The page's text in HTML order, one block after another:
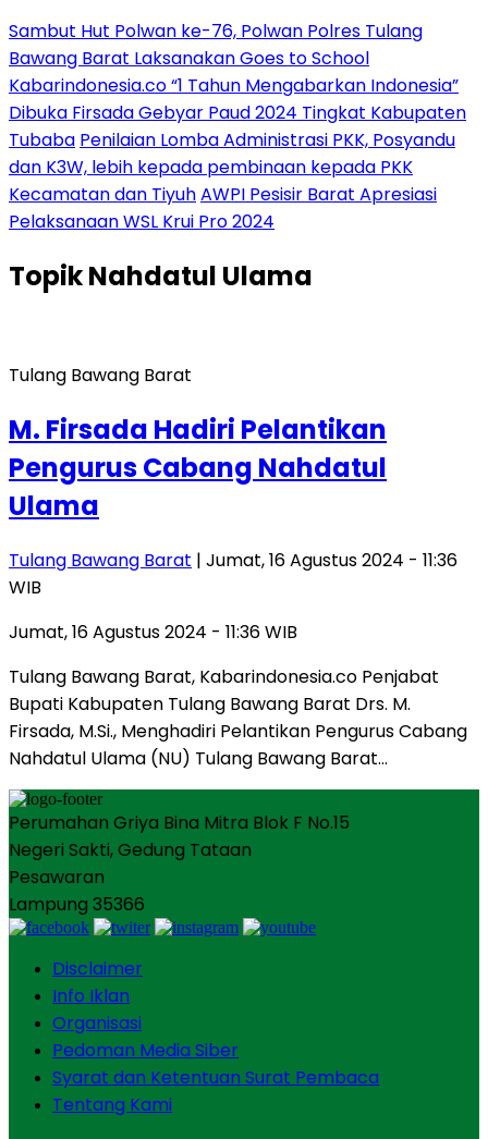
Sambut Hut Polwan ke-76, Polwan Polres Tulang
Bawang Barat Laksanakan Goes to School
Kabarindonesia.co “1 Tahun Mengabarkan Indonesia”
Dibuka Firsada Gebyar Paud 2024 Tingkat Kabupaten
Tubaba Penilaian Lomba Administrasi PKK, Posyandu
dan K3W, lebih kepada pembinaan kepada PKK
Kecamatan dan TiyuhAWPI Pesisir Barat Apresiasi
Pelaksanaan WSL Krui Pro 2024
TopikNahdatul Ulama
Tulang Bawang Barat
M. Firsada Hadiri Pelantikan
Pengurus Cabang Nahdatul
Ulama
Tulang Bawang Barat | Jumat, 16 Agustus 2024 - 11:36
WIB
Jumat, 16 Agustus 2024 - 11:36 WIB
Tulang Bawang Barat, Kabarindonesia.co Penjabat
Bupati Kabupaten Tulang Bawang Barat Drs. M.
Firsada, M.Si., Menghadiri Pelantikan Pengurus Cabang
Nahdatul Ulama (NU) Tulang Bawang Barat…
Perumahan Griya Bina Mitra Blok F No.15
Negeri Sakti, Gedung Tataan
Pesawaran
Lampung 35366
Disclaimer
Info Iklan
Organisasi
Pedoman Media Siber
Syarat dan Ketentuan Surat Pembaca
Tentang Kami